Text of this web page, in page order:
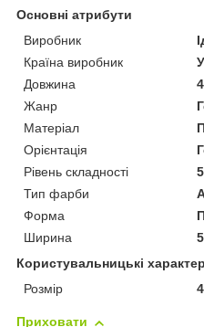
Основні атрибути
Виробник
Країна виробник
Довжина
Жанр
Матеріал
Орієнтація
Рівень складності
5
Тип фарби
Форма
Ширина
Користувальницькі
Розмір
Приховати